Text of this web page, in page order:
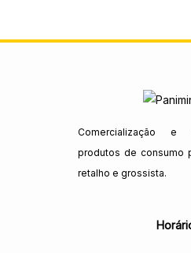
Comercialização e
produtos de consumo
retalho e grossista.